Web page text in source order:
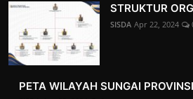
‎‎STRUKTUR
SISDA Apr 22, 2024
PETA WILAYAH SUNGAI